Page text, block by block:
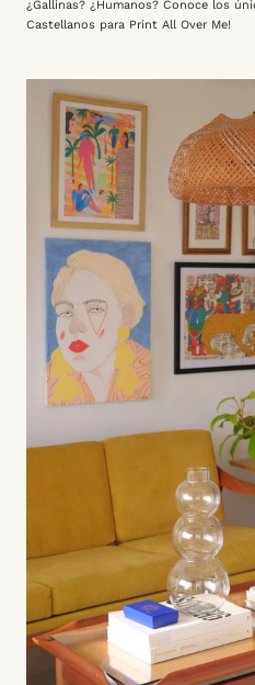
¿Gallinas? ¿Humanos? Conoce los
Castellanos para Print All Over Me!